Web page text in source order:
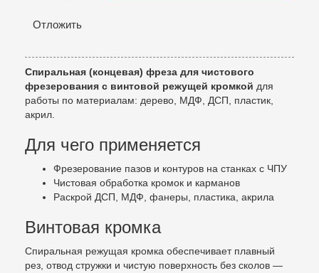
Отложить
Спиральная (концевая) фреза для чистового
фрезерования с винтовой режущей кромкой для
работы по материалам: дерево, МДФ, ДСП, пластик,
акрил.
Для чего применяется
Фрезерование пазов и контуров на станках с ЧПУ
Чистовая обработка кромок и карманов
Раскрой ДСП, МДФ, фанеры, пластика, акрила
Винтовая кромка
Спиральная режущая кромка обеспечивает плавный
рез, отвод стружки и чистую поверхность без сколов —